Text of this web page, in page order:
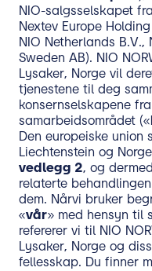
NIO-salgsselskapet
Nextev Europe
NIO Netherlands B.V.,
Sweden AB). NIO
Lysaker, Norge vil
tjenestene til deg
konsernselskapene
samarbeidsområdet («
Den europeiske union
Liechtenstein og
vedlegg 2, og
relaterte
dem. Nårvi bruker
«vår» med hensyn til
refererer vi til NIO
Lysaker, Norge og
fellesskap. Du finner